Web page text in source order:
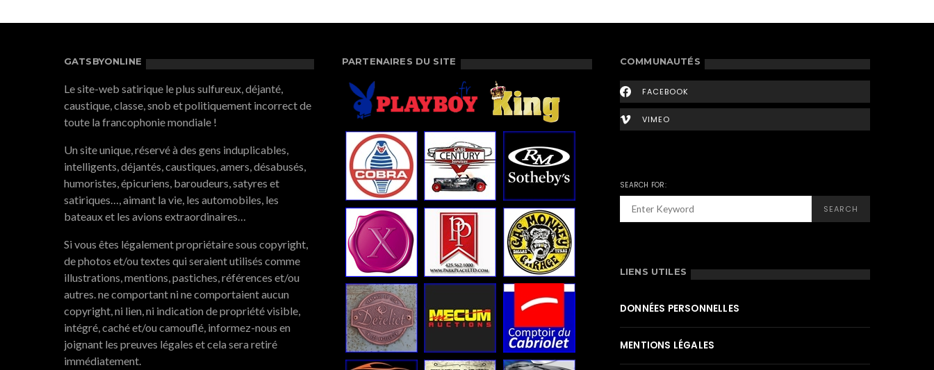
GATSBYONLINE
Le site-web satirique le plus sulfureux, déjanté,
caustique, classe, snob et politiquement incorrect de
toute la francophonie mondiale !
Un site unique, réservé à des gens induplicables,
intelligents, déjantés, caustiques, amers, désabusés,
humoristes, épicuriens, baroudeurs, satyres et
satiriques…, aimant la vie, les automobiles, les
bateaux et les avions extraordinaires…
Si vous êtes légalement propriétaire sous copyright,
de photos et/ou textes qui seraient utilisés comme
illustrations, mentions, pastiches, références et/ou
autres. ne comportant ni ne comportaient aucun
copyright, ni lien, ni indication de propriété visible,
intégré, caché et/ou camouflé, informez-nous en
joignant les preuves légales et cela sera retiré
immédiatement.
PARTENAIRES DU SITE COMMUNAUTÉS
FACEBOOK
VIMEO
SEARCH FOR:
SEARCH
LIENS UTILES
DONNÉES PERSONNELLES
MENTIONS LÉGALES